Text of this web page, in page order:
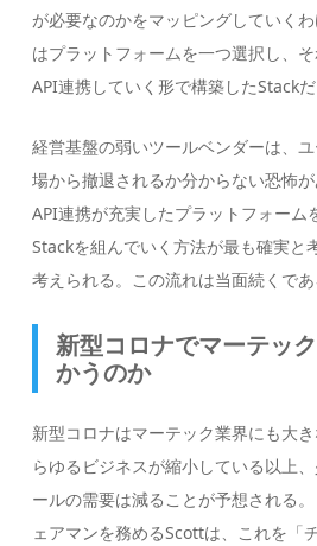
が必要なのかをマッピングしていく
はプラットフォームを一つ選択し、
API連携していく形で構築したStackだ
経営基盤の弱いツールベンダーは、
場から撤退されるか分からない恐怖
API連携が充実したプラットフォーム
Stackを組んでいく方法が最も確実と
考えられる。この流れは当面続くであ
新型コロナでマーテッ
かうのか
新型コロナはマーテック業界にも大
らゆるビジネスが縮小している以上
ールの需要は減ることが予想される
ェアマンを務めるScottは、これを「